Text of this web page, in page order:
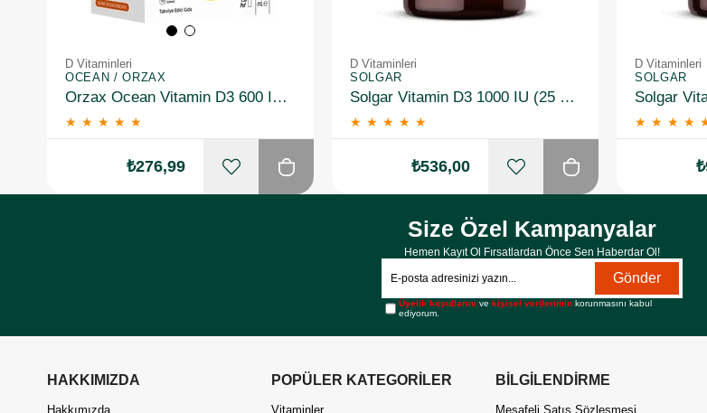
D Vitaminleri
OCEAN / ORZAX
Orzax Ocean Vitamin D3 600 IU Sprey 20 ml
★ ★ ★ ★ ★
₺276,99
D Vitaminleri
SOLGAR
Solgar Vitamin D3 1000 IU (25 µg) 100 Yumuşak Jelatin Kapsül
★ ★ ★ ★ ★
₺536,00
D Vitaminleri
SOLGAR
★ ★ ★ ★
Size Özel Kampanyalar
Hemen Kayıt Ol Fırsatlardan Önce Sen Haberdar Ol!
Gönder
Üyelik koşullarını vekişisel verilerimin korunmasını kabul
ediyorum.
HAKKIMIZDA
Hakkımızda
POPÜLER KATEGORİLER
Vitaminler
BİLGİLENDİRME
Mesafeli Satış Sözleşmesi